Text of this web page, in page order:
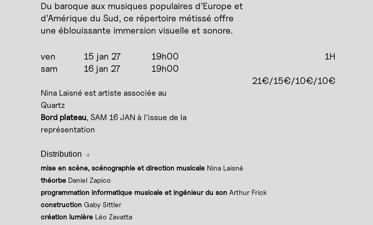
Du baroque aux musiques populaires d’Europe et
d’Amérique du Sud, ce répertoire métissé offre
une éblouissante immersion visuelle et sonore.
ven 15 jan 27
19h00
sam
16 jan 27 19h00
Nina Laisné est artiste associée au
Quartz
Bord plateau, SAM 16 JAN à l’issue de la
représentation
1H
21€/15€/10€/10€
Distribution
mise en scène, scénographie et direction musicale Nina Laisné
théorbe Daniel Zapico
programmation informatique musicale et ingénieur du son Arthur Frick
construction Gaby Sittler
création lumière Léo Zavatta